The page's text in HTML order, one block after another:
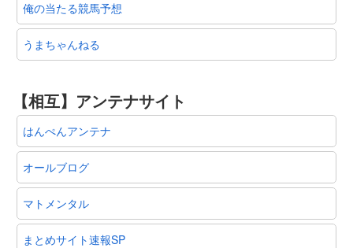
俺の当たる競馬予想
うまちゃんねる
【相互】アンテナサイト
はんぺんアンテナ
オールブログ
マトメンタル
まとめサイト速報SP